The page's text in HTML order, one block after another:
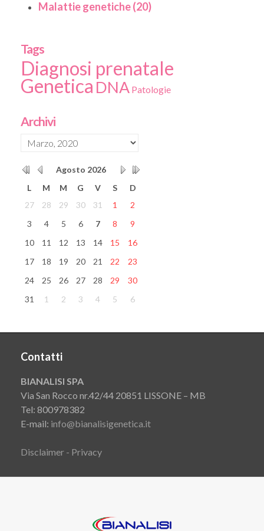
Malattie genetiche (20)
Tags
Diagnosi prenatale
Genetica DNA Patologie
Archivi
Agosto 2026
L
M M G V S
D
27
28 29 30 31 1
2
3
4 5 6 7 8
9
10
11 12 13 14 15
16
17
18 19 20 21 22
23
24
25 26 27 28 29
30
31
1 2 3 4 5 6
Contatti
BIANALISI SPA
Via San Rocco nr.42/44 20851 LISSONE – MB
Tel: 800978382
E-mail: info@bianalisigenetica.it
Disclaimer - Privacy